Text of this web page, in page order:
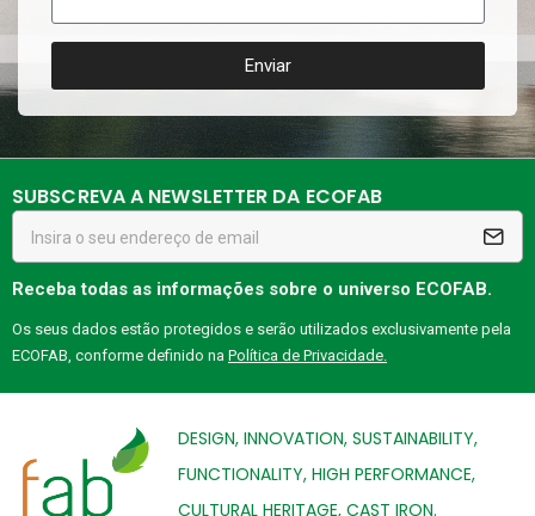
Enviar
SUBSCREVA A NEWSLETTER DA ECOFAB
Receba todas as informações sobre o universo ECOFAB.
Os seus dados estão protegidos e serão utilizados exclusivamente pela
ECOFAB, conforme definido na Política de Privacidade.
DESIGN, INNOVATION, SUSTAINABILITY,
FUNCTIONALITY, HIGH PERFORMANCE,
CULTURAL HERITAGE, CAST IRON.